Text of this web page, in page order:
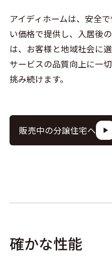
アイディホームは、安全
い価格で提供し、入居後
は、お客様と地域社会に
サービスの品質向上に一
挑み続けます。
販売中の分譲住宅へ
確かな性能